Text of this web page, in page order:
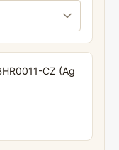
CZ (Ag